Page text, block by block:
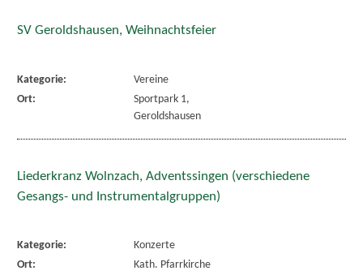
SV Geroldshausen, Weihnachtsfeier
Kategorie:
Vereine
Ort:
Sportpark 1,
Geroldshausen
Liederkranz Wolnzach, Adventssingen (verschiedene
Gesangs- und Instrumentalgruppen)
Kategorie:
Konzerte
Ort:
Kath. Pfarrkirche